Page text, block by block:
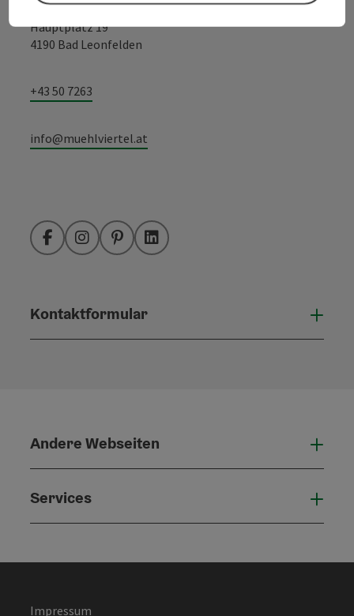
Hauptplatz 19
4190 Bad Leonfelden
+43 50 7263
info@muehlviertel.at
FacebookInstagramPinterestLinkedIn
Kontaktformular
Andere Webseiten
Services
Impressum